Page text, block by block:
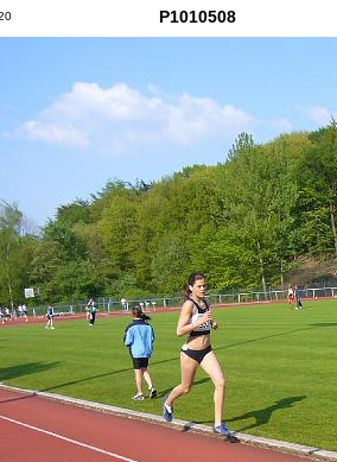
P1010508